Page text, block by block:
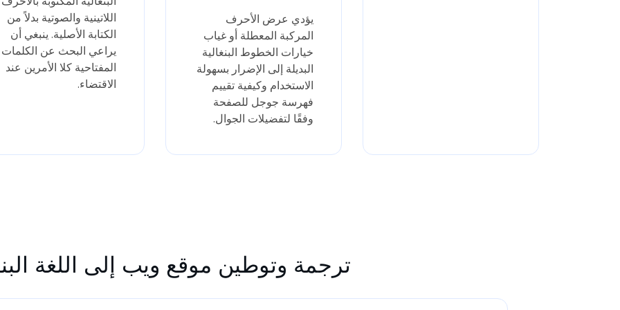
يؤدي عرض الأحرف
المركبة المعطلة أو غياب
خيارات الخطوط البنغالية
البديلة إلى الإضرار بسهولة
الاستخدام وكيفية تقييم
فهرسة جوجل للصفحة
وفقًا لتفضيلات الجوال.
اللاتينية والصوتية بدلاً من
الكتابة الأصلية. ينبغي أن
يراعي البحث عن الكلمات
المفتاحية كلا الأمرين عند
الاقتضاء.
ترجمة وتوطين موقع ويب إلى اللغة